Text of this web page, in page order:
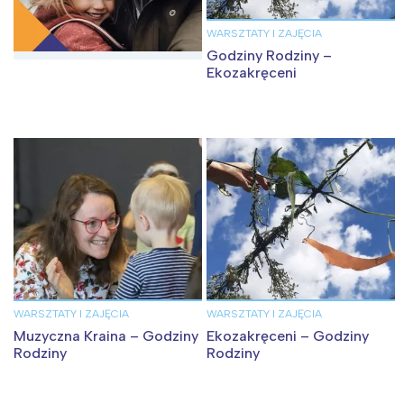
WARSZTATY I ZAJĘCIA
Godziny Rodziny –
Ekozakręceni
WARSZTATY I ZAJĘCIA
Muzyczna Kraina – Godziny
Rodziny
WARSZTATY I ZAJĘCIA
Ekozakręceni – Godziny
Rodziny